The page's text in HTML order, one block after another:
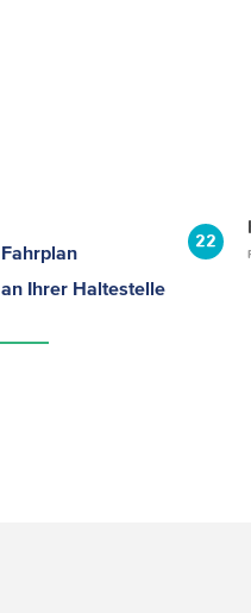
Fahrplan
an Ihrer Haltestelle
22